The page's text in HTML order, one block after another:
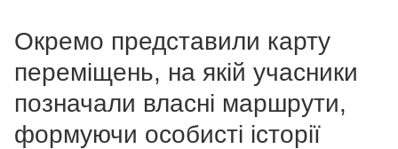
Окремо представили карту
переміщень, на якій учасники
позначали власні маршрути,
формуючи особисті історії